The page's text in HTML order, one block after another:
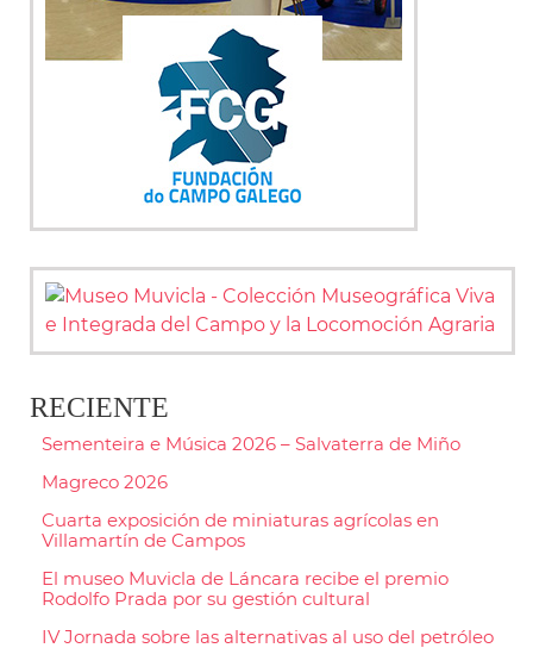
RECIENTE
Sementeira e Música 2026 – Salvaterra de Miño
Magreco 2026
Cuarta exposición de miniaturas agrícolas en
Villamartín de Campos
El museo Muvicla de Láncara recibe el premio
Rodolfo Prada por su gestión cultural
IV Jornada sobre las alternativas al uso del petróleo